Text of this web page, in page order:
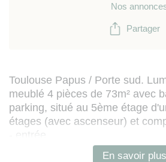
Nos
Partager
Toulouse Papus / Porte sud.
meublé 4 pièces de 73m² avec
parking, situé au 5ème étage
étages (avec ascenseur) et
- entrée
- séjour avec espace salon
En savoir plus